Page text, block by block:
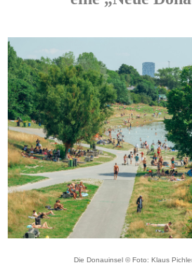
Die Donauinsel © Foto: Klaus